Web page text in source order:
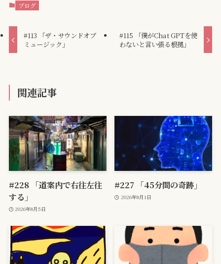
ブログ
#113 「ザ・サウンドオブ
ミュージック」
#115 「僕がChat GPTを使
わないと言い張る根拠」
関連記事
#228 「道案内で右往左往
する」
2026年8月5日
#227 「45分間の奇跡」
2026年8月1日